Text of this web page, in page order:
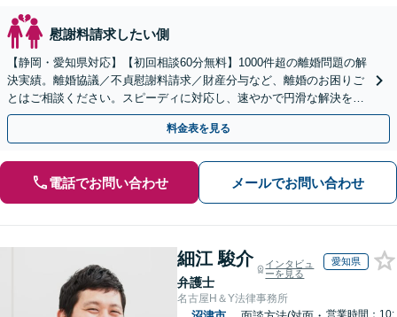
慰謝料請求したい側
【静岡・愛知県対応】【初回相談60分無料】1000件超の離婚問題の解
決実績。離婚協議／不貞慰謝料請求／財産分与など、離婚のお困りご
とはご相談ください。スピーディに対応し、速やかで円滑な解決を目
指します【女性弁護士・男性弁護士どちらも所属】
料金表を見る
電話でお問い合わせ メールでお問い合わせ
細江 駿介
弁護士
インタビュ
ーを見る
愛知県
名古屋H＆Y法律事務所
営業時間：10: